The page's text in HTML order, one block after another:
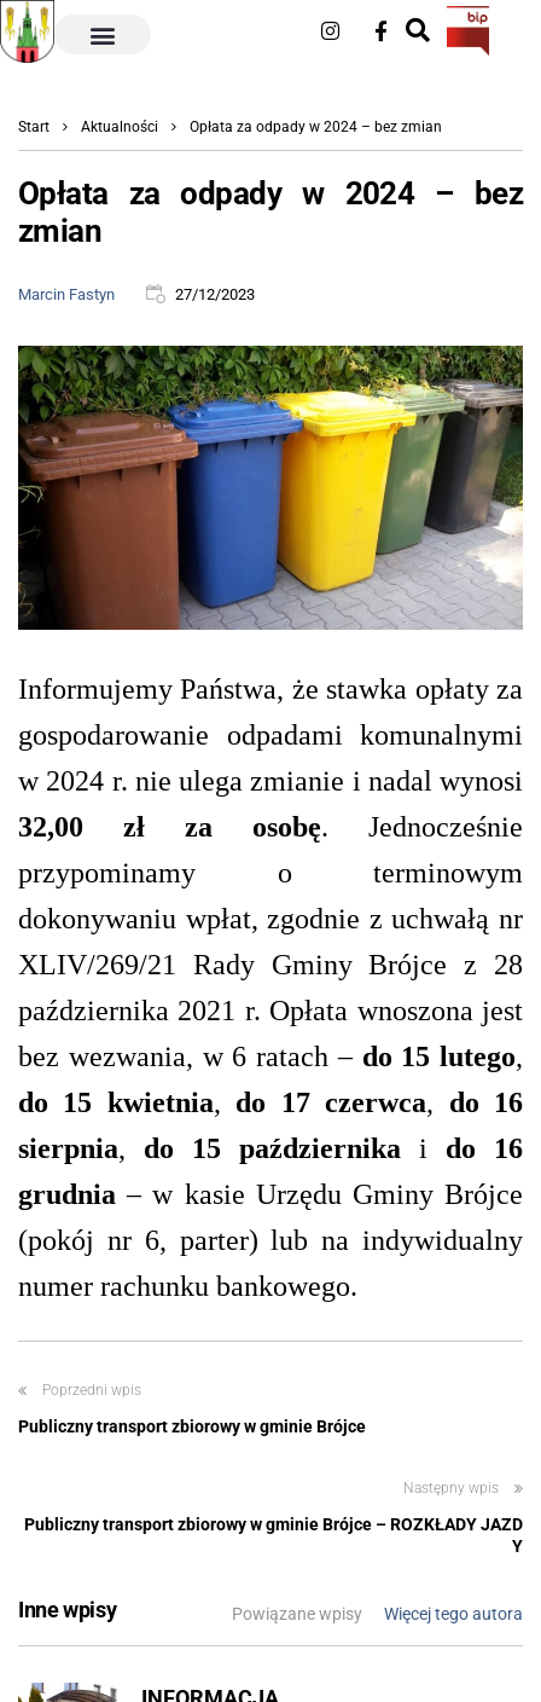
Start Aktualności Opłata za odpady w 2024 – bez zmian
Opłata za odpady w 2024 – bez
zmian
Marcin Fastyn 27/12/2023
Informujemy Państwa, że stawka opłaty za
gospodarowanie odpadami komunalnymi
w 2024 r. nie ulega zmianie i nadal wynosi
32,00 zł za osobę. Jednocześnie
przypominamy o terminowym
dokonywaniu wpłat, zgodnie z uchwałą nr
XLIV/269/21 Rady Gminy Brójce z 28
października 2021 r. Opłata wnoszona jest
bez wezwania, w 6 ratach – do 15 lutego,
do 15 kwietnia, do 17 czerwca, do 16
sierpnia, do 15 października i do 16
grudnia – w kasie Urzędu Gminy Brójce
(pokój nr 6, parter) lubnaindywidualny
numer rachunku bankowego.
Poprzedni wpis
Publiczny transport zbiorowy w gminie Brójce
Następny wpis
Publiczny transport zbiorowy w gminie Brójce – ROZKŁADY JAZD
Y
Inne wpisy Powiązane wpisy Więcej tego autora